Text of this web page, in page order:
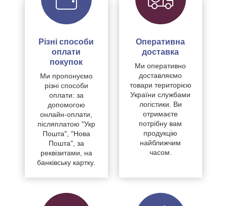
Різні способи
оплати
покупок
Ми пропонуємо
різні способи
оплати: за
допомогою
онлайн-оплати,
післяплатою "Укр
Пошта", "Нова
Пошта", за
реквізитами, на
банківську картку.
Оперативна
доставка
Ми оперативно
доставляємо
товари територією
України службами
логістики. Ви
отримаєте
потрібну вам
продукцію
найближчим
часом.